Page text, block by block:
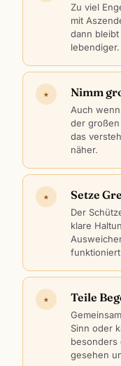
Zu viel
mit
dann
lebendiger.
★ Nimm
Auch
der
das
näher.
★ Setze
Der
klare
★ Teile
Sinn oder
besonders
gesehen